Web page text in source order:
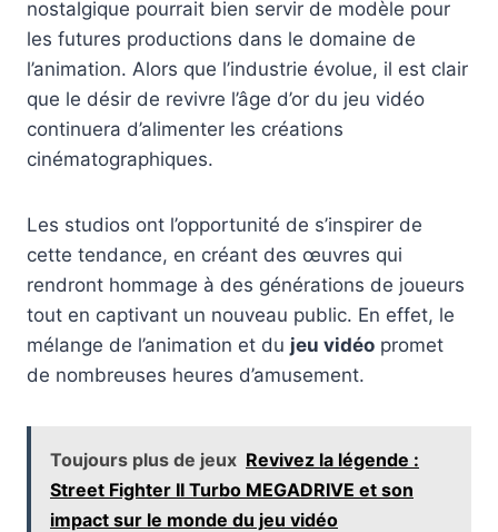
nostalgique pourrait bien servir de modèle pour
les futures productions dans le domaine de
l’animation. Alors que l’industrie évolue, il est clair
que le désir de revivre l’âge d’or du jeu vidéo
continuera d’alimenter les créations
cinématographiques.
Les studios ont l’opportunité de s’inspirer de
cette tendance, en créant des œuvres qui
rendront hommage à des générations de joueurs
tout en captivant un nouveau public. En effet, le
mélange de l’animation et du jeu vidéo promet
de nombreuses heures d’amusement.
Toujours plus de jeux Revivez la légende :
Street Fighter II Turbo MEGADRIVE et son
impact sur le monde du jeu vidéo